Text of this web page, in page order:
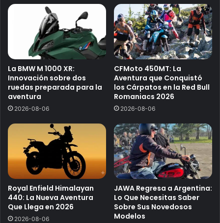
La BMW M 1000 XR:
Innovación sobre dos
ruedas preparada para la
aventura
2026-08-06
CFMoto 450MT: La
Aventura que Conquistó
los Cárpatos en la Red Bull
Romaniacs 2026
2026-08-06
Royal Enfield Himalayan
440: La Nueva Aventura
Que Llega en 2026
2026-08-06
JAWA Regresa a Argentina:
Lo Que Necesitas Saber
Sobre Sus Novedosos
Modelos